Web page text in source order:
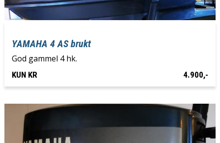
YAMAHA 4 AS brukt
God gammel 4 hk.
KUN KR 4.900,-